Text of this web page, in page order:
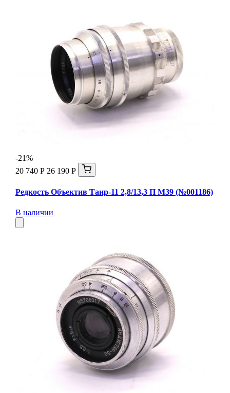
-21%
20 740 Р 26 190 Р
Редкость Объектив Таир-11 2,8/13,3 П М39 (№001186)
В наличии